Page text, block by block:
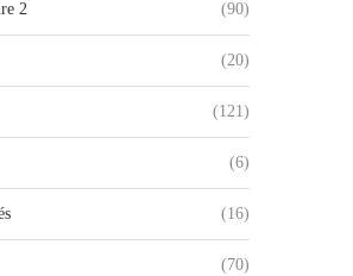
2 (90)
(20)
(121)
(6)
(16)
(70)